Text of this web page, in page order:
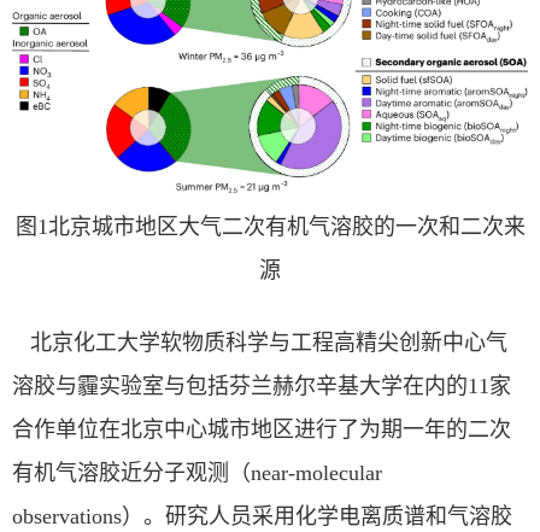
图 1北京城市地区大气二次有机气溶胶的一次和二次来
源
北京化工大学软物质科学与工程高精尖创新中心气
溶胶与霾实验室与包括芬兰赫尔辛基大学在内的11 家
合作单位在北京中心城市地区进行了为期一年的二次
有机气溶胶近分子观测（near-molecular
observations）。研究人员采用化学电离质谱和气溶胶